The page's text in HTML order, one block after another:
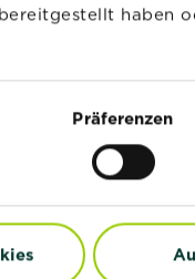
haben
Präferenzen
drücke die Erde
den Kübel an
dass
nicht viel Pflege.
Blüte reicht
und